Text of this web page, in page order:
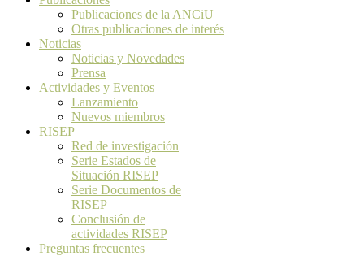
Publicaciones de la ANCiU
Otras publicaciones de interés
Noticias
Noticias y Novedades
Prensa
Actividades y Eventos
Lanzamiento
Nuevos miembros
RISEP
Red de investigación
Serie Estados de
Situación RISEP
Serie Documentos de
RISEP
Conclusión de
actividades RISEP
Preguntas frecuentes